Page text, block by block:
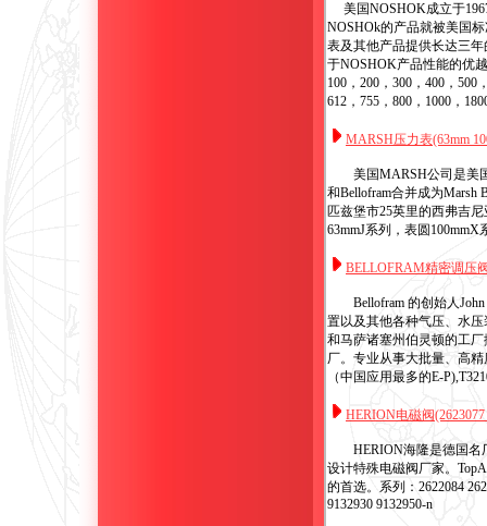
美国NOSHOK成立于
NOSHOk的产品就被美国
表及其他产品提供长达三
于NOSHOK产品性能的优
100，200，300，400，
612，755，800，1000，
MARSH压力表(63mm
美国MARSH公司是美
和Bellofram合并成为Marsh
匹兹堡市25英里的西弗吉
63mmJ系列，表圆
BELLOFRAM精密调压
Bellofram 的创始人
置以及其他各种气压、水压
和马萨诸塞州伯灵顿的工
厂。专业从事大批量、高
（中国应用最多的E-
HERION电磁阀(2623077
HERION海隆是德国
设计特殊电磁阀厂家。
的首选。系列：2622084
9132930 9132950-n